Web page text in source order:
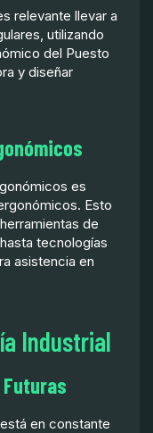
relevante llevar a
utilizando
del Puesto
y diseñar
es
Esto
de
tecnologías
asistencia en
Industrial
en constante